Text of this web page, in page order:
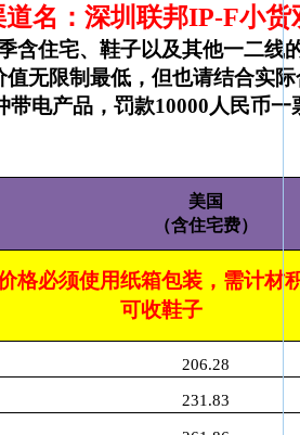
道名：深圳联邦IP-F小货
含住宅、鞋子以及其他一二线
值无限制最低，但也请结合实
带电产品，罚款10000人民币一
美国
（含住宅费）
格必须使用纸箱包装，需计材
可收鞋子
206.28
231.83